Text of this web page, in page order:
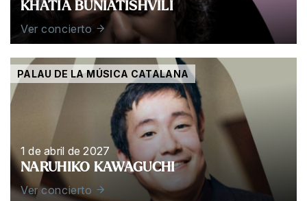
KHATIA BUNIATISHVILI
Ver concierto
PALAU DE LA MÚSICA CATALANA
1 de abril de 2027
NARUHIKO KAWAGUCHI
Ver concierto